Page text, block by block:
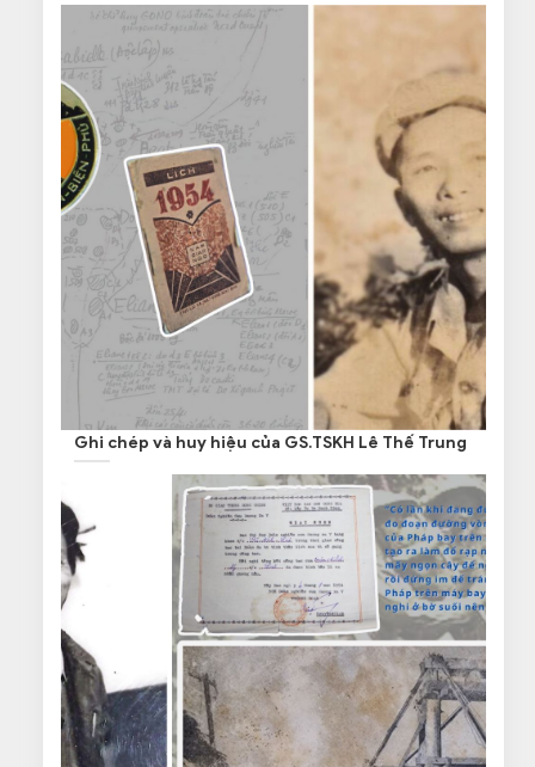
Ghi chép và huy hiệu của GS.TSKH Lê Thế Trung